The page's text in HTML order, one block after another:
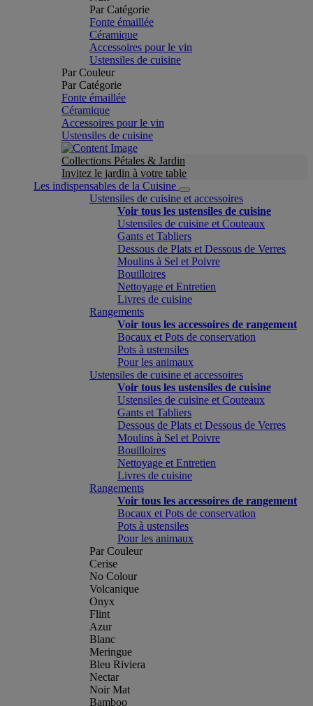
Par Catégorie
Fonte émaillée
Céramique
Accessoires pour le vin
Ustensiles de cuisine
Par Couleur
Par Catégorie
Fonte émaillée
Céramique
Accessoires pour le vin
Ustensiles de cuisine
Collections Pétales & Jardin
Invitez le jardin à votre table
Les indispensables de la Cuisine
Ustensiles de cuisine et accessoires
Voir tous les ustensiles de cuisine
Ustensiles de cuisine et Couteaux
Gants et Tabliers
Dessous de Plats et Dessous de Verres
Moulins à Sel et Poivre
Bouilloires
Nettoyage et Entretien
Livres de cuisine
Rangements
Voir tous les accessoires de rangement
Bocaux et Pots de conservation
Pots à ustensiles
Pour les animaux
Ustensiles de cuisine et accessoires
Voir tous les ustensiles de cuisine
Ustensiles de cuisine et Couteaux
Gants et Tabliers
Dessous de Plats et Dessous de Verres
Moulins à Sel et Poivre
Bouilloires
Nettoyage et Entretien
Livres de cuisine
Rangements
Voir tous les accessoires de rangement
Bocaux et Pots de conservation
Pots à ustensiles
Pour les animaux
Par Couleur
Cerise
No Colour
Volcanique
Onyx
Flint
Azur
Blanc
Meringue
Bleu Riviera
Nectar
Noir Mat
Bamboo